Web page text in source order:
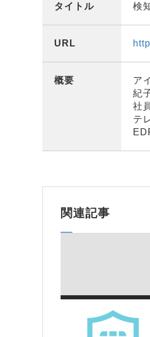
タイトル 検
URL
概要
ア
紀
社
テ
関連記事